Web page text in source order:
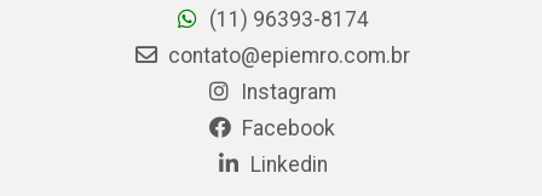
(11) 96393-8174
contato@epiemro.com.br
Instagram
Facebook
Linkedin